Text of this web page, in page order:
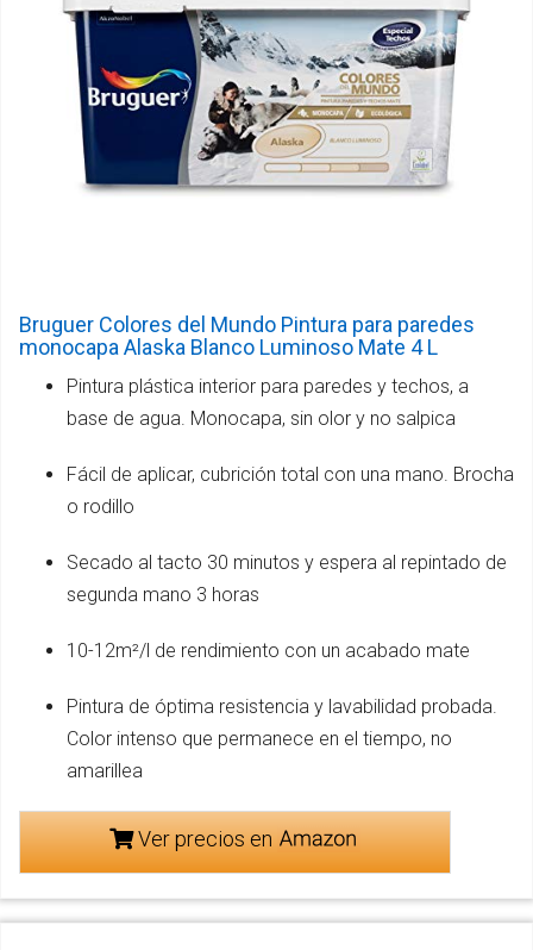
Bruguer Colores del Mundo Pintura para paredes
monocapa Alaska Blanco Luminoso Mate 4 L
Pintura plástica interior para paredes y techos, a
base de agua. Monocapa, sin olor y no salpica
Fácil de aplicar, cubrición total con una mano. Brocha
o rodillo
Secado al tacto 30 minutos y espera al repintado de
segunda mano 3 horas
10-12m²/l de rendimiento con un acabado mate
Pintura de óptima resistencia y lavabilidad probada.
Color intenso que permanece en el tiempo, no
amarillea
Ver precios en